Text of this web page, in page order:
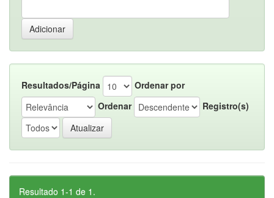
Resultados/Página
Ordenar por
Ordenar
Registro(s)
Resultado 1-1 de 1.